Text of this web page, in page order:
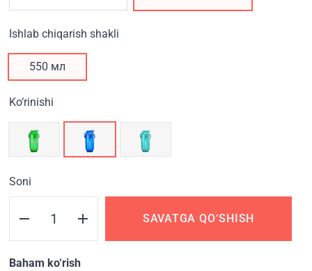
Ishlab chiqarish shakli
550 мл
Ko‘rinishi
Soni
SAVATGA QO‘SHISH
Baham ko‘rish